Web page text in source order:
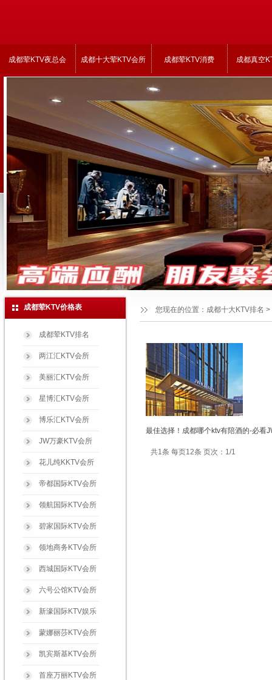
成都荤KTV夜总会 成都十大荤KTV会所 成都荤KTV消费 成都真空
成都荤KTV价格表
成都荤KTV排名
两江汇KTV会所
美丽汇KTV会所
星博汇KTV会所
博乐汇KTV会所
JW万豪KTV会所
花儿纯KKTV会所
帝都国际KTV会所
领航国际KTV会所
碧家国际KTV会所
领地商务KTV会所
西城国际KTV会所
六号公馆KTV会所
新濠国际KTV娱乐
蒙娜丽莎KTV会所
凯宾斯基KTV会所
首座万丽KTV会所
最佳选择！成都哪个ktv有陪酒的-必看
共1条 每页12条 页次：1/1
您现在的位置： 成都十大KTV排名 >